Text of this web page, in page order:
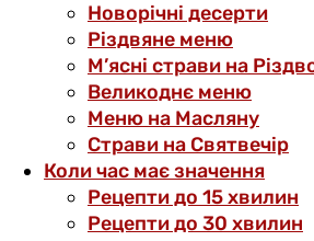
Новорічні десерти
Різдвяне меню
М’ясні страви на
Великоднє меню
Меню на Масляну
Страви на Святвечір
Коли час має значення
Рецепти до 15 хвилин
Рецепти до 30 хвилин